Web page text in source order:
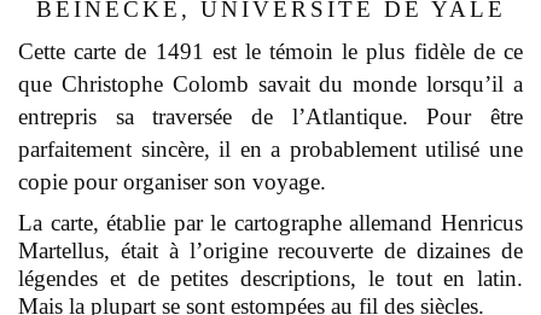
BEINECKE, UNIVERSITÉ DE YALE
Cette carte de 1491 est le témoin le plus fidèle de ce
que Christophe Colomb savait du monde lorsqu’il a
entrepris sa traversée de l’Atlantique. Pour être
parfaitement sincère, il en a probablement utilisé une
copie pour organiser son voyage.
La carte, établie par le cartographe allemand Henricus
Martellus, était à l’origine recouverte de dizaines de
légendes et de petites descriptions, le tout en latin.
Mais la plupart se sont estompées au fil des siècles.